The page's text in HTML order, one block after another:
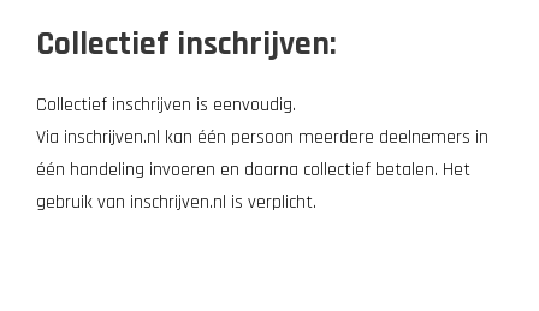
Collectief inschrijven:
Collectief inschrijven is eenvoudig.
Via inschrijven.nl kan één persoon meerdere deelnemers in
één handeling invoeren en daarna collectief betalen. Het
gebruik van inschrijven.nl is verplicht.